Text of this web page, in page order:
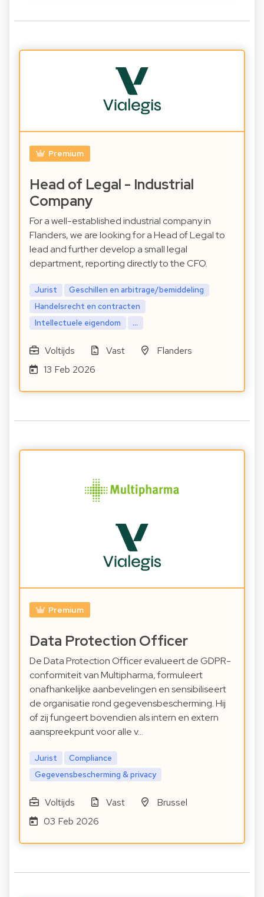
Premium
Head of Legal - Industrial
Company
For a well-established industrial company in
Flanders, we are looking for a Head of Legal to
lead and further develop a small legal
department, reporting directly to the CFO.
Jurist
Geschillen en arbitrage/bemiddeling
Handelsrecht en contracten
Intellectuele eigendom
...
Voltijds Vast
Flanders
13 Feb 2026
Premium
Data Protection Officer
De Data Protection Officer evalueert de GDPR-
conformiteit van Multipharma, formuleert
onafhankelijke aanbevelingen en sensibiliseert
de organisatie rond gegevensbescherming. Hij
of zij fungeert bovendien als intern en extern
aanspreekpunt voor alle v…
Jurist
Compliance
Gegevensbescherming & privacy
Voltijds Vast
Brussel
03 Feb 2026